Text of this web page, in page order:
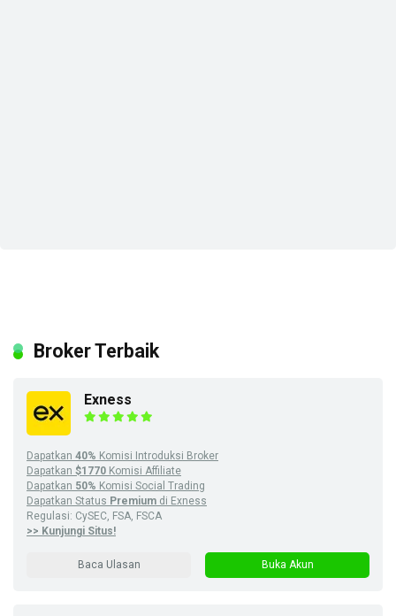
Broker Terbaik
Exness
Dapatkan 40% Komisi Introduksi Broker
Dapatkan $1770 Komisi Affiliate
Dapatkan 50% Komisi Social Trading
Dapatkan Status Premium di Exness
Regulasi: CySEC, FSA, FSCA
>> Kunjungi Situs!
Baca Ulasan Buka Akun